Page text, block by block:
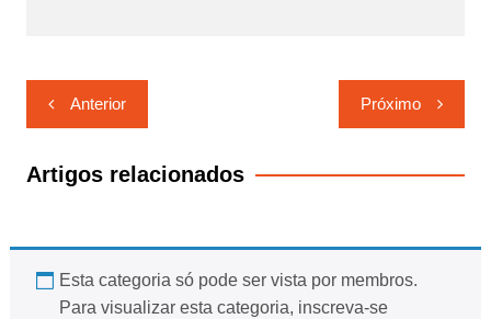
Navegação
de
Post
Anterior Próximo
Artigos relacionados
Esta categoria só pode ser vista por membros.
Para visualizar esta categoria, inscreva-se